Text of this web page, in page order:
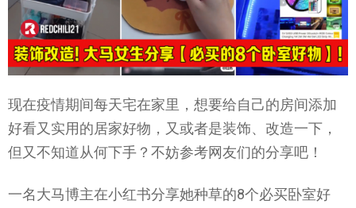
现在疫情期间每天宅在家里，想要给自己的房间添加
好看又实用的居家好物，又或者是装饰、改造一下，
但又不知道从何下手？不妨参考网友们的分享吧！
一名大马博主在小红书分享她种草的8个必买卧室好